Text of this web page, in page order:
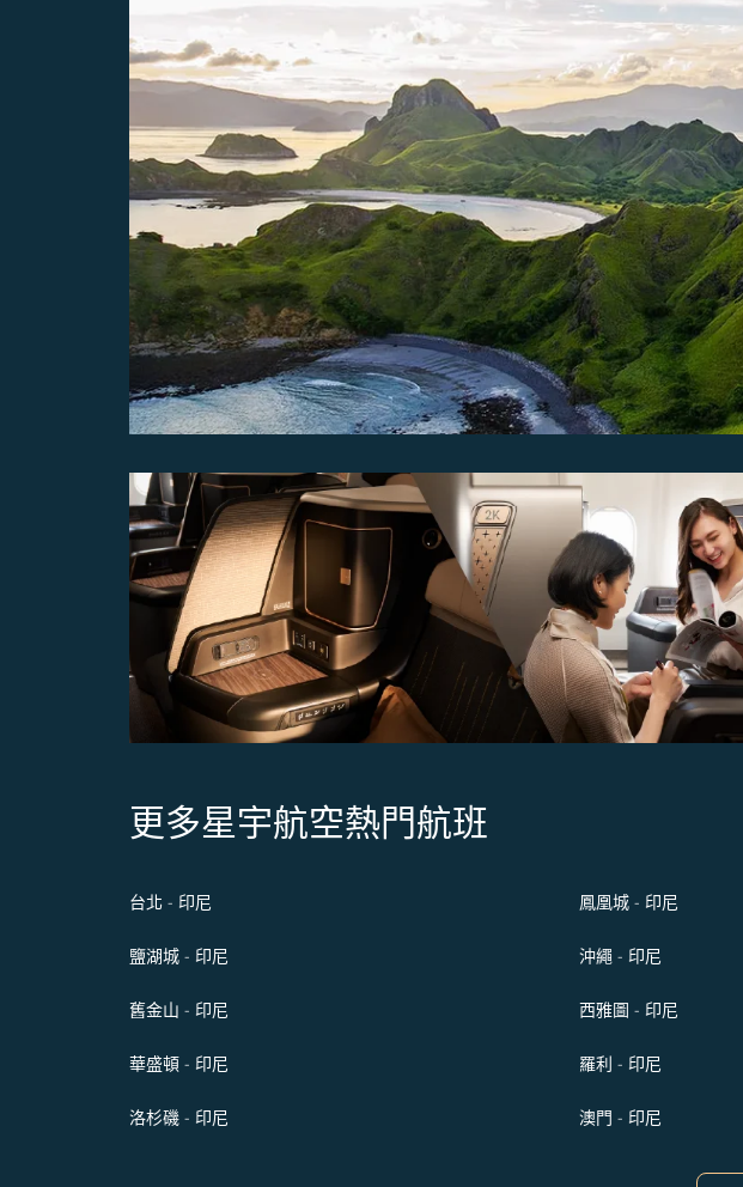
更多星宇航空熱門航班
台北 - 印尼 鳳凰城 - 印尼
鹽湖城 - 印尼 沖繩 - 印尼
舊金山 - 印尼 西雅圖 - 印尼
華盛頓 - 印尼 羅利 - 印尼
洛杉磯 - 印尼 澳門 - 印尼